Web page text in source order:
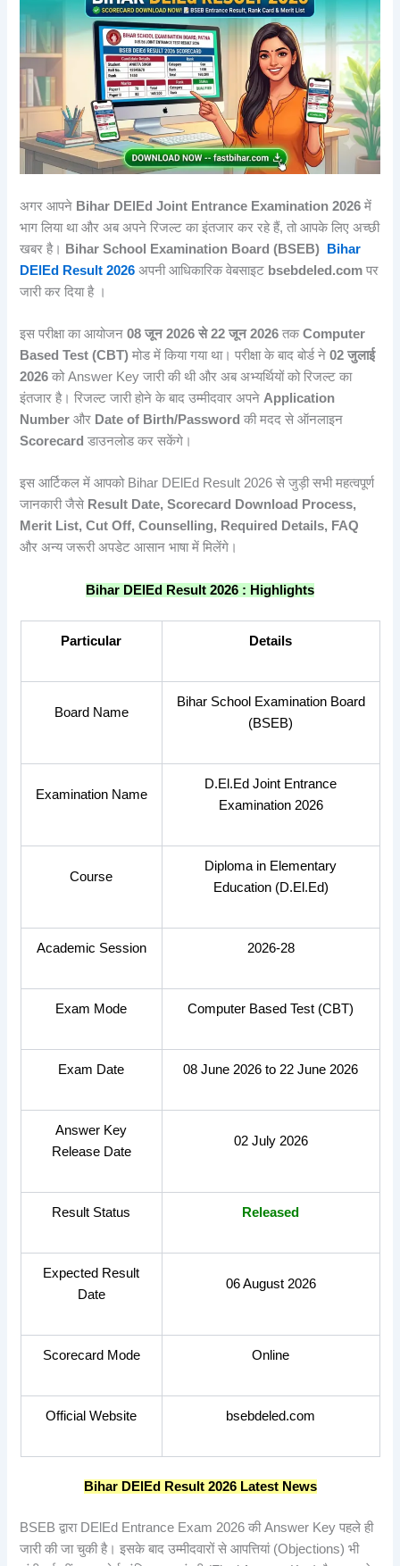
अगर आपने Bihar DElEd Joint Entrance Examination 2026 में
भाग लिया था और अब अपने रिजल्ट का इंतजार कर रहे हैं, तो आपके लिए अच्छी
खबर है।
Bihar School Examination Board (BSEB)
Bihar
DElEd Result 2026 अपनी आधिकारिक वेबसाइट bsebdeled.com पर
जारी कर दिया है ।
इस परीक्षा का आयोजन08जून 2026से 22जून 2026 तकComputer
Based Test (CBT) मोड में किया गया था। परीक्षा के बाद बोर्ड ने02जुलाई
2026 को Answer Key जारी की थी और अब अभ्यर्थियों को रिजल्ट का
इंतजार है। रिजल्ट जारी होने के बाद उम्मीदवार अपने Application
Number और Date of Birth/Password की मदद से ऑनलाइन
Scorecard डाउनलोड कर सकेंगे।
इस आर्टिकल में आपको Bihar DElEd Result 2026 से जुड़ी सभी महत्वपूर्ण
जानकारी जैसे Result Date, Scorecard Download Process,
Merit List, Cut Off, Counselling, Required Details, FAQ
और अन्य जरूरी अपडेट आसान भाषा में मिलेंगे।
Bihar DElEd Result 2026 : Highlights
Particular Details
Board Name
Bihar School Examination Board
(BSEB)
Examination Name
D.El.Ed Joint Entrance
Examination 2026
Course
Diploma in Elementary
Education (D.El.Ed)
Academic Session 2026-28
Exam Mode Computer Based Test (CBT)
Exam Date 08 June 2026 to 22 June 2026
Answer Key
Release Date
02 July 2026
Result Status Released
Expected Result
Date
06 August 2026
Scorecard Mode Online
Official Website bsebdeled.com
Bihar DElEd Result 2026 Latest News
BSEB द्वारा DElEd Entrance Exam 2026 की Answer Key पहले ही
जारी की जा चुकी है। इसके बाद उम्मीदवारों से आपत्तियां (Objections) भी